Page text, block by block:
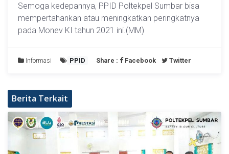
Semoga kedepannya, PPID Poltekpel Sumbar bisa
mempertahankan atau meningkatkan peringkatnya
pada Monev KI tahun 2021 ini.(MM)
Informasi PPID Share : Facebook Twitter
Berita Terkait